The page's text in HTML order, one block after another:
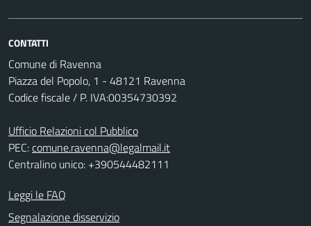
CONTATTI
Comune di Ravenna
Piazza del Popolo, 1 - 48121 Ravenna
Codice fiscale / P. IVA:00354730392
Ufficio Relazioni col Pubblico
PEC:comune.ravenna@legalmail.it
Centralino unico: +390544482111
Leggi le FAQ
Segnalazione disservizio